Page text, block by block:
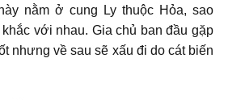
nằm ở cung Ly thuộc Hỏa, sao
với nhau. Gia chủ ban đầu gặp
nhưng về sau sẽ xấu đi do cát biến